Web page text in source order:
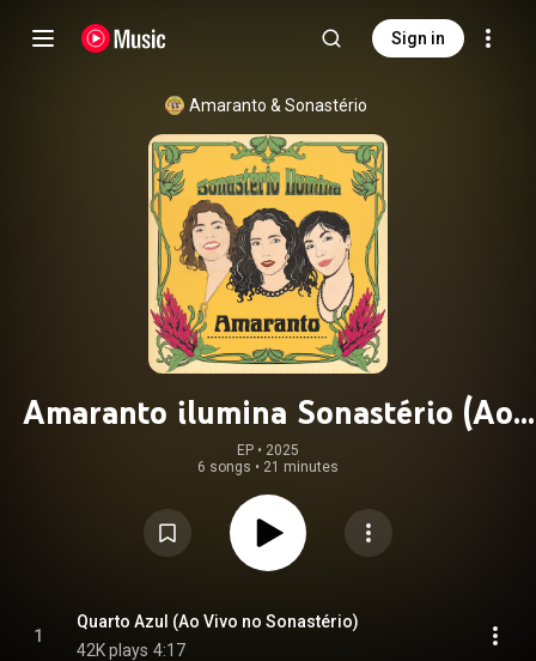
Sign in
Amaranto & Sonastério
Amaranto ilumina Sonastério (Ao
Vivo)
EP • 2025
6 songs • 21 minutes
1
Quarto Azul (Ao Vivo no Sonastério)
42K plays 4:17